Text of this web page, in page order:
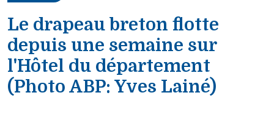
Le drapeau breton flotte
depuis une semaine sur
l'Hôtel du département
(Photo ABP: Yves Lainé)